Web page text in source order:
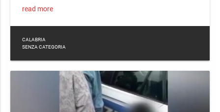
read more
CALABRIA
SENZA CATEGORIA